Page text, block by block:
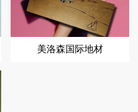
美洛森国际地材